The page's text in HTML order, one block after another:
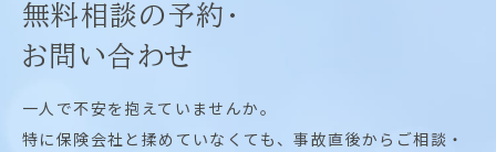
無料相談の予約・
お問い合わせ
一人で不安を抱えていませんか。
特に保険会社と揉めていなくても、事故直後からご相談・